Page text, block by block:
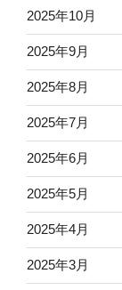
2025年10月
2025年9月
2025年8月
2025年7月
2025年6月
2025年5月
2025年4月
2025年3月